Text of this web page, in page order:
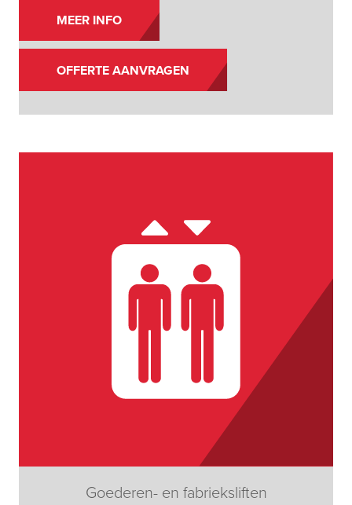
MEER INFO
OFFERTE AANVRAGEN
Goederen- en fabrieksliften